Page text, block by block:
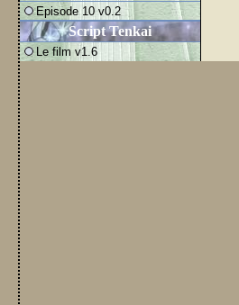
Episode 10 v0.2
Script Tenkai
Le film v1.6